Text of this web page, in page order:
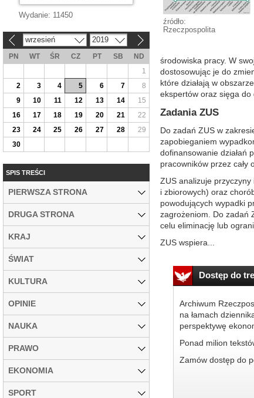
źródło:
Rzeczpospolita
środowiska pracy. W
dostosowując je do
które działają w
ekspertów oraz sięga do
Zadania ZUS
Do zadań ZUS w
zapobieganiem
dofinansowanie działań
pracowników przez cały
ZUS analizuje przyczyny
i zbiorowych) oraz
powodujących wypadki
zagrożeniom. Do zadań
celu eliminację lub
ZUS wspiera...
Dostęp do
Archiwum
na łamach
perspektywę
Ponad milion
Zamów dostęp do
Wydanie: 11450
wrzesień 2019
PN WT ŚR CZ PT SB
ND
1
2
3 4 5 6 7
8
9
10 11 12 13 14
15
16
17 18 19 20 21
22
23
24 25 26 27 28
29
30
SPIS TREŚCI
PIERWSZA STRONA
DRUGA STRONA
KRAJ
ŚWIAT
KULTURA
OPINIE
NAUKA
PRAWO
EKONOMIA
SPORT